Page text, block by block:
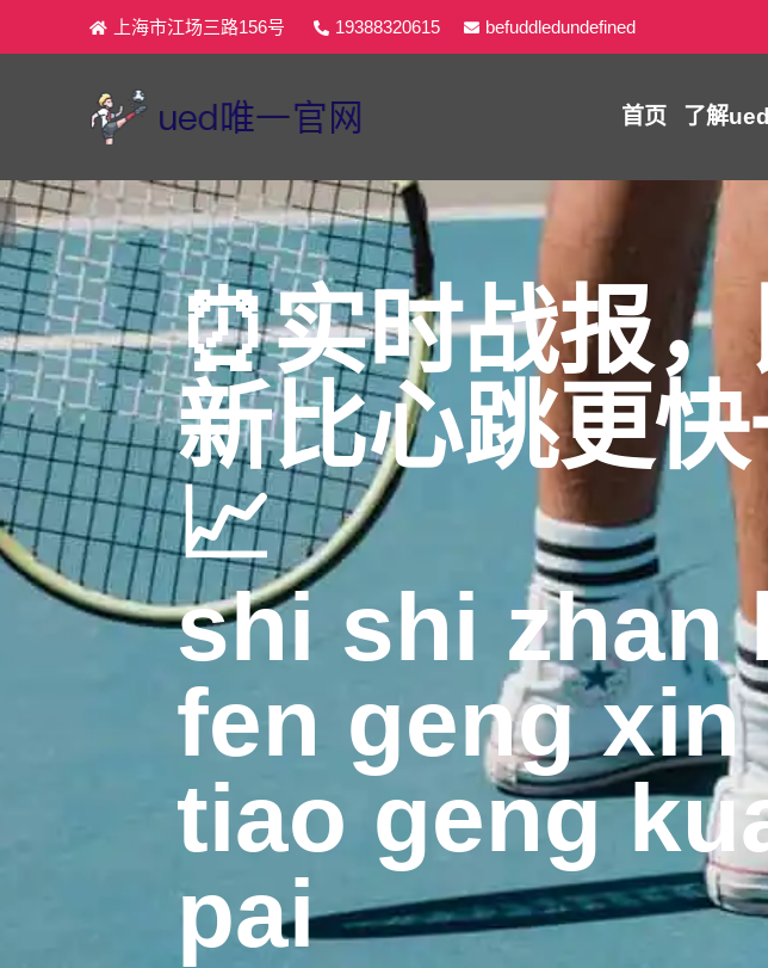
上海市江场三路156号 19388320615 befuddledundefined
首页 了解
⏰实时战报
新比心跳更
📈
shi shi zhan
fen geng xin
tiao geng
pai